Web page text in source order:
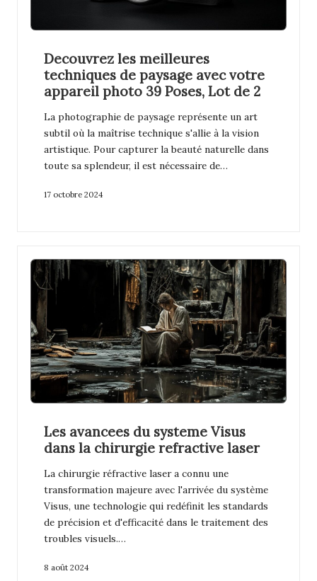
Decouvrez les meilleures
techniques de paysage avec votre
appareil photo 39 Poses, Lot de 2
La photographie de paysage représente un art
subtil où la maîtrise technique s'allie à la vision
artistique. Pour capturer la beauté naturelle dans
toute sa splendeur, il est nécessaire de…
17 octobre 2024
Les avancees du systeme Visus
dans la chirurgie refractive laser
La chirurgie réfractive laser a connu une
transformation majeure avec l'arrivée du système
Visus, une technologie qui redéfinit les standards
de précision et d'efficacité dans le traitement des
troubles visuels.…
8 août 2024